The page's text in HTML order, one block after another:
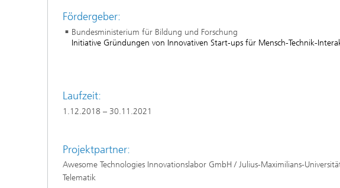
Fördergeber:
Bundesministerium für Bildung und Forschung
Initiative Gründungen von Innovativen Start-ups für Mensch-Technik-
Laufzeit:
1.12.2018 – 30.11.2021
Projektpartner:
Awesome Technologies Innovationslabor GmbH / Julius-Maximilians-
Telematik